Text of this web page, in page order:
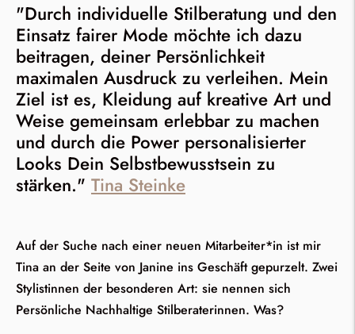
"Durch individuelle Stilberatung und den
Einsatz fairer Mode möchte ich dazu
beitragen, deiner Persönlichkeit
maximalen Ausdruck zu verleihen. Mein
Ziel ist es, Kleidung auf kreative Art und
Weise gemeinsam erlebbar zu machen
und durch die Power personalisierter
Looks Dein Selbstbewusstsein zu
stärken." Tina Steinke
Auf der Suche nach einer neuen Mitarbeiter*in ist mir
Tina an der Seite von Janine ins Geschäft gepurzelt. Zwei
Stylistinnen der besonderen Art: sie nennen sich
Persönliche Nachhaltige Stilberaterinnen. Was?